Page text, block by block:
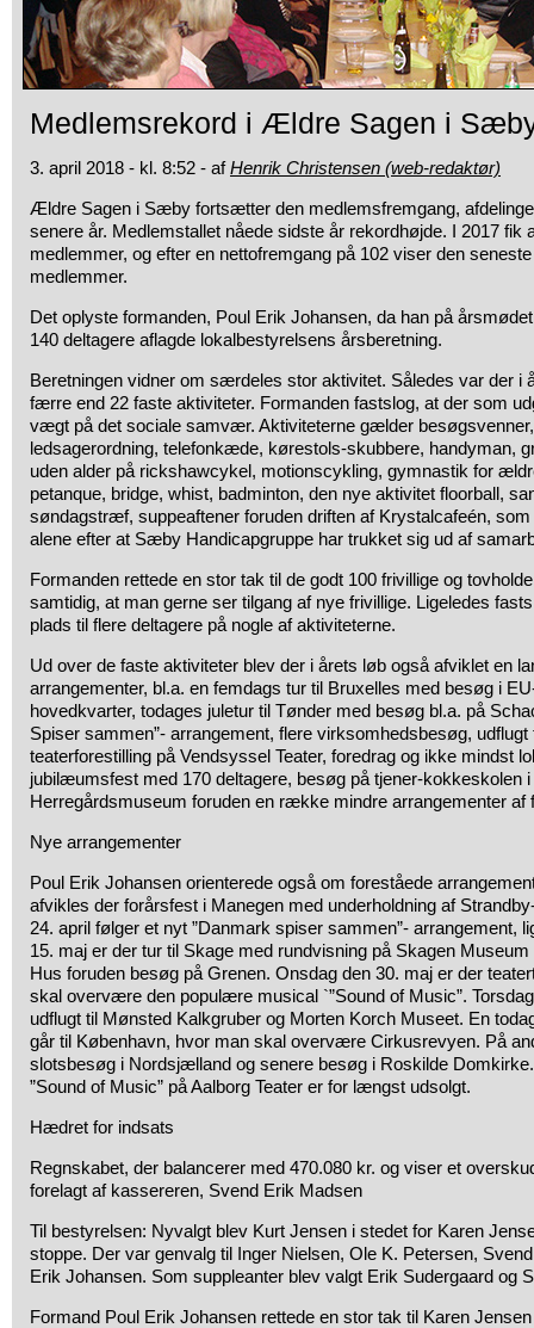
Medlemsrekord i Ældre Sagen i
3. april 2018 - kl. 8:52 - afHenrik Christensen (web-redaktør)
Ældre Sagen i Sæby fortsætter den medlemsfremgang,
senere år. Medlemstallet nåede sidste år rekordhøjde. I 2017 fik
medlemmer, og efter en nettofremgang på 102 viser den
medlemmer.
Det oplyste formanden, Poul Erik Johansen, da han på
140 deltagere aflagde lokalbestyrelsens årsberetning.
Beretningen vidner om særdeles stor aktivitet. Således var der i
færre end 22 faste aktiviteter. Formanden fastslog, at der som
vægt på det sociale samvær. Aktiviteterne gælder
ledsagerordning, telefonkæde, kørestols-skubbere, handyman,
uden alder på rickshawcykel, motionscykling, gymnastik for
petanque, bridge, whist, badminton, den nye aktivitet floorball,
søndagstræf, suppeaftener foruden driften af Krystalcafeén,
alene efter at Sæby Handicapgruppe har trukket sig ud af
Formanden rettede en stor tak til de godt 100 frivillige og
samtidig, at man gerne ser tilgang af nye frivillige. Ligeledes
plads til flere deltagere på nogle af aktiviteterne.
Ud over de faste aktiviteter blev der i årets løb også afviklet en
arrangementer, bl.a. en femdags tur til Bruxelles med besøg i
hovedkvarter, todages juletur til Tønder med besøg bl.a. på
Spiser sammen”- arrangement, flere virksomhedsbesøg, udflugt
teaterforestilling på Vendsyssel Teater, foredrag og ikke mindst
jubilæumsfest med 170 deltagere, besøg på tjener-kokkeskolen i
Herregårdsmuseum foruden en række mindre arrangementer af
Nye arrangementer
Poul Erik Johansen orienterede også om foreståede
afvikles der forårsfest i Manegen med underholdning af
24. april følger et nyt ”Danmark spiser sammen”- arrangement,
15. maj er der tur til Skage med rundvisning på Skagen
Hus foruden besøg på Grenen. Onsdag den 30. maj er der
skal overvære den populære musical `”Sound of Music”.
udflugt til Mønsted Kalkgruber og Morten Korch Museet. En
går til København, hvor man skal overvære Cirkusrevyen. På
slotsbesøg i Nordsjælland og senere besøg i Roskilde
”Sound of Music” på Aalborg Teater er for længst udsolgt.
Hædret for indsats
Regnskabet, der balancerer med 470.080 kr. og viser et
forelagt af kassereren, Svend Erik Madsen
Til bestyrelsen: Nyvalgt blev Kurt Jensen i stedet for Karen
stoppe. Der var genvalg til Inger Nielsen, Ole K. Petersen,
Erik Johansen. Som suppleanter blev valgt Erik Sudergaard og
Formand Poul Erik Johansen rettede en stor tak til Karen